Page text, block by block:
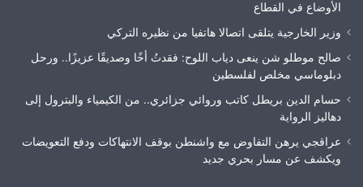
الأوضاع في القطاع
وزير الخارجية يتلقى اتصالا هاتفيا من نظيره التركي
صالح موطلو شن ينعى دياب اللوح: فقدتُ أخًا وصديقًا عزيزًا.. ورحل
دبلوماسي مخلص لفلسطين
حسام الدين بريطل كاتب وروائي جزائري.. من الكيمياء والبترول إلى
دهاليز الرواية
عراقجي يرهن التفاوض مع واشنطن بوقف الانتهاكات ودفع التعويضات
ويكشف عن مسار بحري جديد